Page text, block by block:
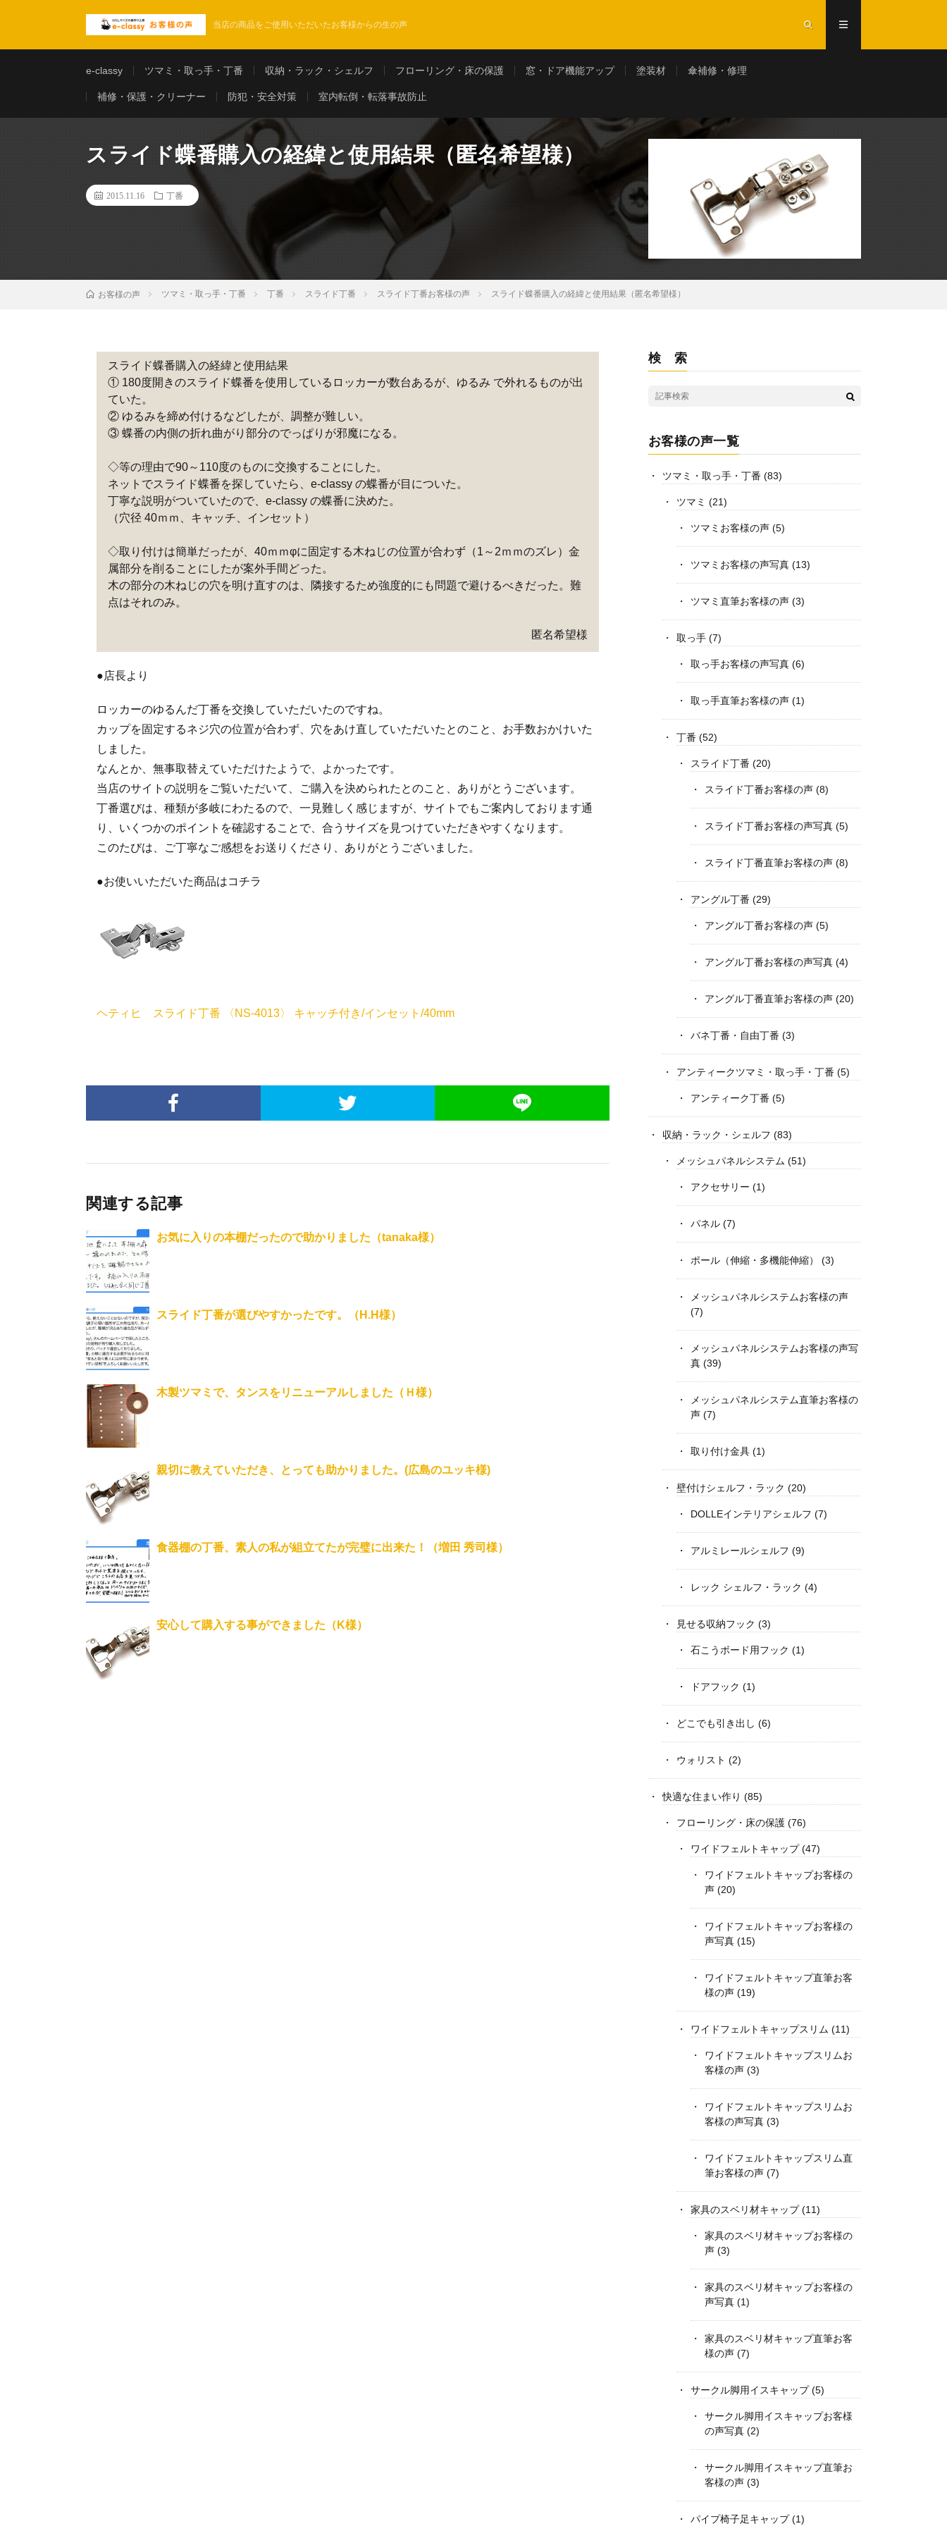
当店の商品をご使用いただいたお客様からの生の声
e-classy ツマミ・取っ手・丁番 収納・ラック・シェルフ フローリング・床の保護 窓・ドア機能アップ 塗装材 傘補修・修理
補修・保護・クリーナー 防犯・安全対策 室内転倒・転落事故防止
スライド蝶番購入の経緯と使用結果（匿名希望様）
2015.11.16 丁番
お客様の声 ツマミ・取っ手・丁番 丁番 スライド丁番 スライド丁番お客様の声 スライド蝶番購入の経緯と使用結果（匿名希望様）
スライド蝶番購入の経緯と使用結果
① 180度開きのスライド蝶番を使用しているロッカーが数台あるが、ゆるみ で外れるものが出
ていた。
② ゆるみを締め付けるなどしたが、調整が難しい。
③ 蝶番の内側の折れ曲がり部分のでっぱりが邪魔になる。
◇等の理由で90～110度のものに交換することにした。
ネットでスライド蝶番を探していたら、e-classy の蝶番が目についた。
丁寧な説明がついていたので、e-classy の蝶番に決めた。
（穴径 40ｍｍ、キャッチ、インセット）
◇取り付けは簡単だったが、40ｍｍφに固定する木ねじの位置が合わず（1～2ｍｍのズレ）金
属部分を削ることにしたが案外手間どった。
木の部分の木ねじの穴を明け直すのは、隣接するため強度的にも問題で避けるべきだった。難
点はそれのみ。
匿名希望様
●店長より
ロッカーのゆるんだ丁番を交換していただいたのですね。
カップを固定するネジ穴の位置が合わず、穴をあけ直していただいたとのこと、お手数おかけいた
しました。
なんとか、無事取替えていただけたようで、よかったです。
当店のサイトの説明をご覧いただいて、ご購入を決められたとのこと、ありがとうございます。
丁番選びは、種類が多岐にわたるので、一見難しく感じますが、サイトでもご案内しております通
り、いくつかのポイントを確認することで、合うサイズを見つけていただきやすくなります。
このたびは、ご丁寧なご感想をお送りくださり、ありがとうございました。
●お使いいただいた商品はコチラ
ヘティヒ スライド丁番 〈NS-4013〉 キャッチ付き/インセット/40mm
関連する記事
お気に入りの本棚だったので助かりました（tanaka様）
スライド丁番が選びやすかったです。（H.H様）
木製ツマミで、タンスをリニューアルしました（Ｈ様）
親切に教えていただき、とっても助かりました。(広島のユッキ様)
食器棚の丁番、素人の私が組立てたが完璧に出来た！（増田 秀司様）
安心して購入する事ができました（K様）
検 索
お客様の声一覧
ツマミ・取っ手・丁番 (83)
ツマミ (21)
ツマミお客様の声(5)
ツマミお客様の声写真(13)
ツマミ直筆お客様の声(3)
取っ手(7)
取っ手お客様の声写真(6)
取っ手直筆お客様の声(1)
丁番 (52)
スライド丁番 (20)
スライド丁番お客様の声(8)
スライド丁番お客様の声写真(5)
スライド丁番直筆お客様の声(8)
アングル丁番 (29)
アングル丁番お客様の声(5)
アングル丁番お客様の声写真(4)
アングル丁番直筆お客様の声(20)
バネ丁番・自由丁番 (3)
アンティークツマミ・取っ手・丁番 (5)
アンティーク丁番 (5)
収納・ラック・シェルフ (83)
メッシュパネルシステム (51)
アクセサリー (1)
パネル(7)
ポール（伸縮・多機能伸縮） (3)
メッシュパネルシステムお客様の声
(7)
メッシュパネルシステムお客様の声写
真(39)
メッシュパネルシステム直筆お客様の
声(7)
取り付け金具(1)
壁付けシェルフ・ラック (20)
DOLLEインテリアシェルフ (7)
アルミレールシェルフ (9)
レック シェルフ・ラック (4)
見せる収納フック (3)
石こうボード用フック (1)
ドアフック (1)
どこでも引き出し (6)
ウォリスト (2)
快適な住まい作り (85)
フローリング・床の保護(76)
ワイドフェルトキャップ(47)
ワイドフェルトキャップお客様の
声(20)
ワイドフェルトキャップお客様の
声写真(15)
ワイドフェルトキャップ直筆お客
様の声(19)
ワイドフェルトキャップスリム (11)
ワイドフェルトキャップスリムお
客様の声(3)
ワイドフェルトキャップスリムお
客様の声写真(3)
ワイドフェルトキャップスリム直
筆お客様の声(7)
家具のスベリ材キャップ(11)
家具のスベリ材キャップお客様の
声(3)
家具のスベリ材キャップお客様の
声写真(1)
家具のスベリ材キャップ直筆お客
様の声(7)
サークル脚用イスキャップ(5)
サークル脚用イスキャップお客様
の声写真(2)
サークル脚用イスキャップ直筆お
客様の声(3)
パイプ椅子足キャップ(1)